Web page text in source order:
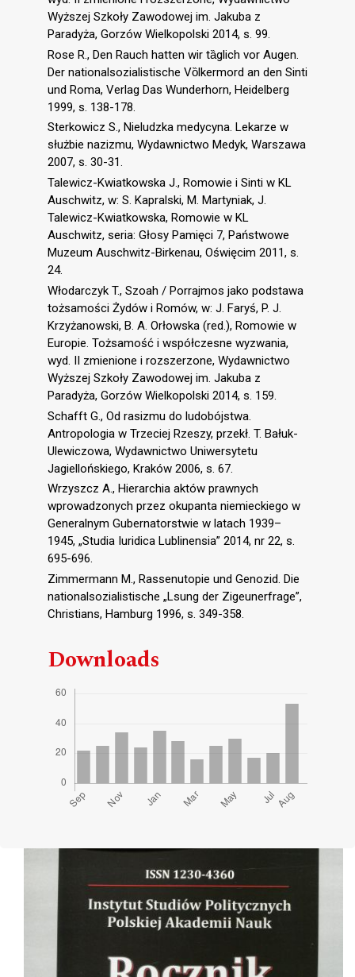
Wyższej Szkoły Zawodowej im. Jakuba z
Paradyża, Gorzów Wielkopolski 2014, s. 99.
Rose R., Den Rauch hatten wir tȁglich vor Augen.
Der nationalsozialistische Vȍlkermord an den Sinti
und Roma, Verlag Das Wunderhorn, Heidelberg
1999, s. 138-178.
Sterkowicz S., Nieludzka medycyna. Lekarze w
służbie nazizmu, Wydawnictwo Medyk, Warszawa
2007, s. 30-31.
Talewicz-Kwiatkowska J., Romowie i Sinti w KL
Auschwitz, w: S. Kapralski, M. Martyniak, J.
Talewicz-Kwiatkowska, Romowie w KL
Auschwitz, seria: Głosy Pamięci 7, Państwowe
Muzeum Auschwitz-Birkenau, Oświęcim 2011, s.
24.
Włodarczyk T., Szoah / Porrajmos jako podstawa
tożsamości Żydów i Romów, w: J. Faryś, P. J.
Krzyżanowski, B. A. Orłowska (red.), Romowie w
Europie. Tożsamość i współczesne wyzwania,
wyd. II zmienione i rozszerzone, Wydawnictwo
Wyższej Szkoły Zawodowej im. Jakuba z
Paradyża, Gorzów Wielkopolski 2014, s. 159.
Schafft G., Od rasizmu do ludobójstwa.
Antropologia w Trzeciej Rzeszy, przekł. T. Bałuk-
Ulewiczowa, Wydawnictwo Uniwersytetu
Jagiellońskiego, Kraków 2006, s. 67.
Wrzyszcz A., Hierarchia aktów prawnych
wprowadzonych przez okupanta niemieckiego w
Generalnym Gubernatorstwie w latach 1939–
1945, „Studia Iuridica Lublinensia” 2014, nr 22, s.
695-696.
Zimmermann M., Rassenutopie und Genozid. Die
nationalsozialistische „Lӧsung der Zigeunerfrage”,
Christians, Hamburg 1996, s. 349-358.
Downloads
Cover image